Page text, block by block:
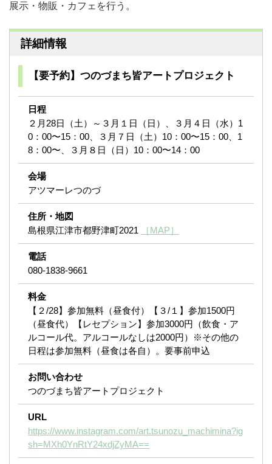
展示・物販・カフェを行う。
詳細情報
【要予約】つのづまち皆アートプロジェクト
日程
２月28日（土）～３月１日（日）、３月４日（水）1
0：00〜15：00、３月７日（土）10：00〜15：00、1
8：00〜、３月８日（日）10：00〜14：00
会場
アツマーレつのづ
住所・地図
島根県江津市都野津町2021
［MAP］
電話
080-1838-9661
料金
【２/28】参加無料（昼食付）【３/１】参加1500円
（昼食代）【レセプション】参加3000円（飲食・ア
ルコール代。アルコールなしは2000円）※その他の
日程は参加無料（昼食は各自）。要事前申込
お問い合わせ
つのづまち皆アートプロジェクト
URL
https://www.instagram.com/art.tsunozu_machimina?ig
sh=MXh0YnRtY24xdjZyMA==